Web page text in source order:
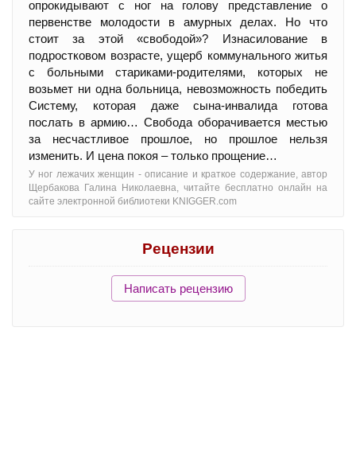
опрокидывают с ног на голову представление о
первенстве молодости в амурных делах. Но что
стоит за этой «свободой»? Изнасилование в
подростковом возрасте, ущерб коммунального житья
с больными стариками-родителями, которых не
возьмет ни одна больница, невозможность победить
Систему, которая даже сына-инвалида готова
послать в армию… Свобода оборачивается местью
за несчастливое прошлое, но прошлое нельзя
изменить. И цена покоя – только прощение…
У ног лежачих женщин - oписание и краткое содержание, автор
Щербакова Галина Николаевна, читайте бесплатно онлайн на
сайте электронной библиотеки KNIGGER.com
Рецензии
Написать рецензию